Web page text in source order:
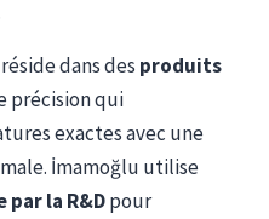
dans des produits
précision qui
exactes avec une
İmamoğlu utilise
la R&Dpour